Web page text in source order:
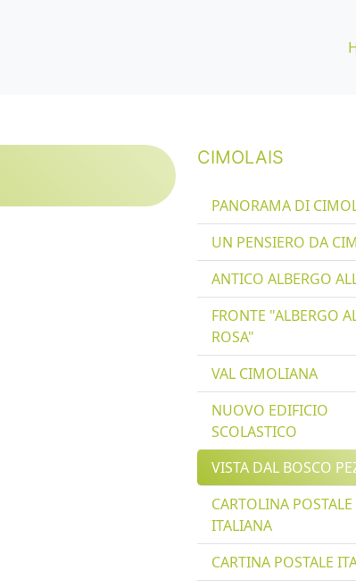
CIMOLAIS
PANORAMA DI
UN PENSIERO DA
ANTICO ALBERGO
FRONTE "ALBERGO
ROSA"
VAL CIMOLIANA
NUOVO EDIFICIO
SCOLASTICO
VISTA DAL BOSCO
CARTOLINA POSTALE
ITALIANA
CARTINA POSTALE